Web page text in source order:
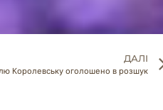
ДАЛІ
Королевську оголошено в розшук